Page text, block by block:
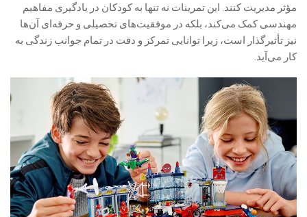
مؤثر مدیریت کنند. این تمرینات نه تنها به کودکان در یادگیری مفاهیم
مهندسی کمک می‌کند، بلکه در موفقیت‌های تحصیلی و حرفه‌ای آن‌ها
نیز تأثیرگذار است، زیرا توانایی تمرکز و دقت در تمام جوانب زندگی به
کار می‌آید.